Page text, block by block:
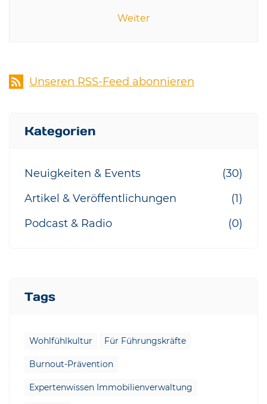
Weiter
Unseren RSS-Feed abonnieren
Kategorien
Neuigkeiten & Events
(30)
Artikel & Veröffentlichungen
(1)
Podcast & Radio
(0)
Tags
Wohlfühlkultur Für Führungskräfte
Burnout-Prävention
Expertenwissen Immobilienverwaltung